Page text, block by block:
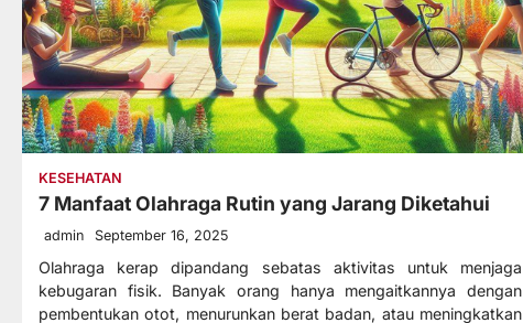
KESEHATAN
7 Manfaat Olahraga Rutin yang Jarang Diketahui
admin September 16, 2025
Olahraga kerap dipandang sebatas aktivitas untuk menjaga
kebugaran fisik. Banyak orang hanya mengaitkannya dengan
pembentukan otot, menurunkan berat badan, atau meningkatkan